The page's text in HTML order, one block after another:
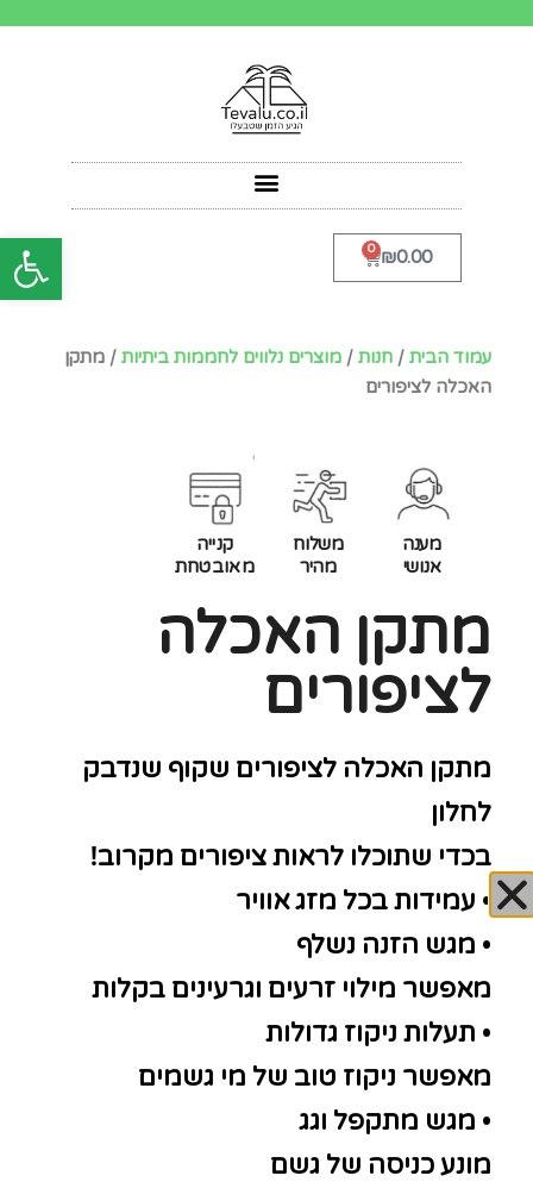
פתח ₪0.00
0
עמוד הבית / חנות / מוצרים נלווים לחממות ביתיות / מתקן
האכלה לציפורים
מענה
אנושי
משלוח
מהיר
קנייה
מאובטחת
מתקן האכלה
לציפורים
מתקן האכלה לציפורים שקוף שנדבק
לחלון
בכדי שתוכלו לראות ציפורים מקרוב!
• עמידות בכל מזג אוויר
• מגש הזנה נשלף
מאפשר מילוי זרעים וגרעינים בקלות
• תעלות ניקוז גדולות
מאפשר ניקוז טוב של מי גשמים
• מגש מתקפל וגג
מונע כניסה של גשם